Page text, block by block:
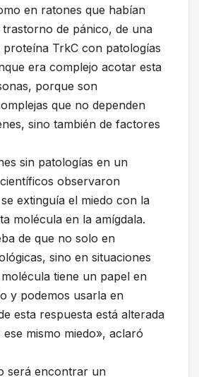
en ratones que habían
de pánico, de una
proteína TrkC con patologías
era complejo acotar esta
porque son
que no dependen
sino también de factores
sin patologías en un
observaron
extinguía el miedo con la
molécula en la amígdala.
de que no solo en
sino en situaciones
tiene un papel en
y podemos usarla en
esta respuesta está alterada
mismo miedo», aclaró
será encontrar un